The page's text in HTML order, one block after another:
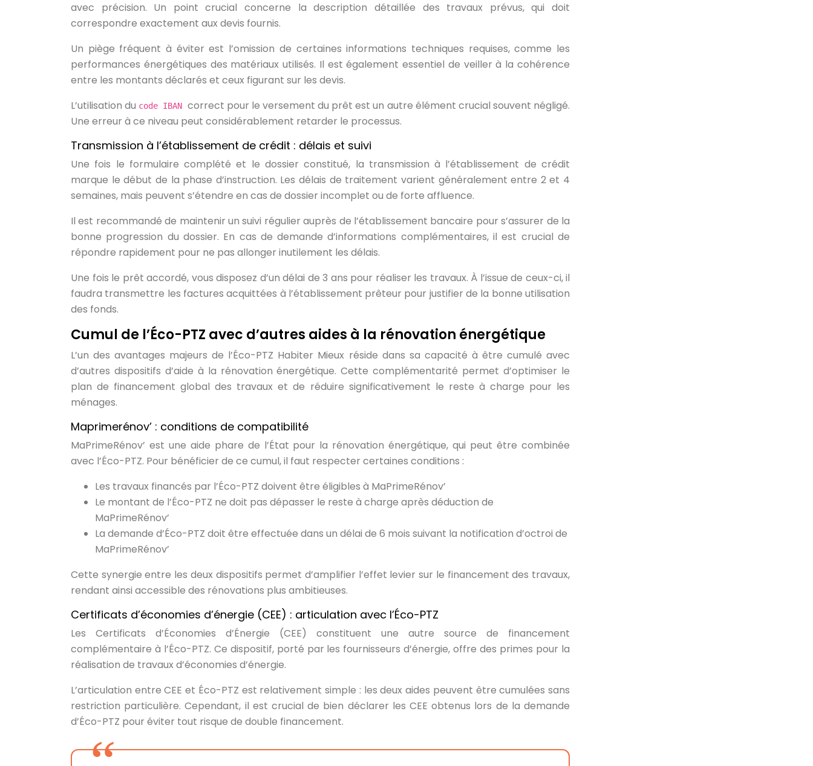
avec précision. Un point crucial concerne la description détaillée des travaux prévus, qui doit
correspondre exactement aux devis fournis.
Un piège fréquent à éviter est l’omission de certaines informations techniques requises, comme les
performances énergétiques des matériaux utilisés. Il est également essentiel de veiller à la cohérence
entre les montants déclarés et ceux figurant sur les devis.
L’utilisation du code IBAN correct pour le versement du prêt est un autre élément crucial souvent négligé.
Une erreur à ce niveau peut considérablement retarder le processus.
Transmission à l’établissement de crédit : délais et suivi
Une fois le formulaire complété et le dossier constitué, la transmission à l’établissement de crédit
marque le début de la phase d’instruction. Les délais de traitement varient généralement entre 2 et 4
semaines, mais peuvent s’étendre en cas de dossier incomplet ou de forte affluence.
Il est recommandé de maintenir un suivi régulier auprès de l’établissement bancaire pour s’assurer de la
bonne progression du dossier. En cas de demande d’informations complémentaires, il est crucial de
répondre rapidement pour ne pas allonger inutilement les délais.
Une fois le prêt accordé, vous disposez d’un délai de 3 ans pour réaliser les travaux. À l’issue de ceux-ci, il
faudra transmettre les factures acquittées à l’établissement prêteur pour justifier de la bonne utilisation
des fonds.
Cumul de l’Éco-PTZ avec d’autres aides à la rénovation énergétique
L’un des avantages majeurs de l’Éco-PTZ Habiter Mieux réside dans sa capacité à être cumulé avec
d’autres dispositifs d’aide à la rénovation énergétique. Cette complémentarité permet d’optimiser le
plan de financement global des travaux et de réduire significativement le reste à charge pour les
ménages.
Maprimerénov’ : conditions de compatibilité
MaPrimeRénov’ est une aide phare de l’État pour la rénovation énergétique, qui peut être combinée
avec l’Éco-PTZ. Pour bénéficier de ce cumul, il faut respecter certaines conditions :
Les travaux financés par l’Éco-PTZ doivent être éligibles à MaPrimeRénov’
Le montant de l’Éco-PTZ ne doit pas dépasser le reste à charge après déduction de
MaPrimeRénov’
La demande d’Éco-PTZ doit être effectuée dans un délai de 6 mois suivant la notification d’octroi de
MaPrimeRénov’
Cette synergie entre les deux dispositifs permet d’amplifier l’effet levier sur le financement des travaux,
rendant ainsi accessible des rénovations plus ambitieuses.
Certificats d’économies d’énergie (CEE) : articulation avec l’Éco-PTZ
Les Certificats d’Économies d’Énergie (CEE) constituent une autre source de financement
complémentaire à l’Éco-PTZ. Ce dispositif, porté par les fournisseurs d’énergie, offre des primes pour la
réalisation de travaux d’économies d’énergie.
L’articulation entre CEE et Éco-PTZ est relativement simple : les deux aides peuvent être cumulées sans
restriction particulière. Cependant, il est crucial de bien déclarer les CEE obtenus lors de la demande
d’Éco-PTZ pour éviter tout risque de double financement.